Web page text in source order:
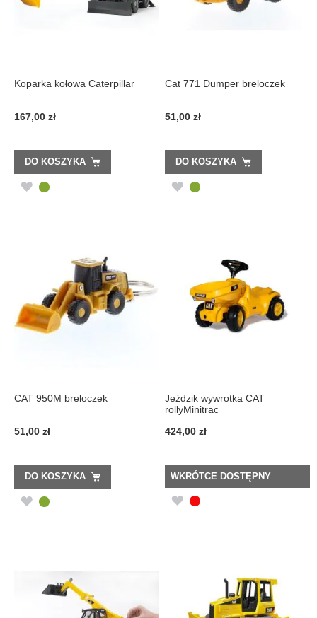
Koparka kołowa Caterpillar
167,00 zł
DO KOSZYKA
DODAJ
ŻYCZEŃ
Cat 771 Dumper breloczek
51,00 zł
DO KOSZYKA
DODAJ
ŻYCZEŃ
CAT 950M breloczek
51,00 zł
DO KOSZYKA
DODAJ
ŻYCZEŃ
Jeździk wywrotka CAT
rollyMinitrac
424,00 zł
WKRÓTCE DOSTĘPNY
DODAJ